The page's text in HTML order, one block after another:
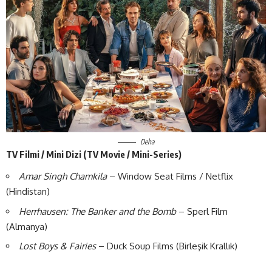
Deha
TV Filmi / Mini Dizi (TV Movie / Mini-Series)
Amar Singh Chamkila– Window Seat Films / Netflix
(Hindistan)
Herrhausen: The Banker and the Bomb– Sperl Film
(Almanya)
Lost Boys & Fairies– Duck Soup Films (Birleşik Krallık)